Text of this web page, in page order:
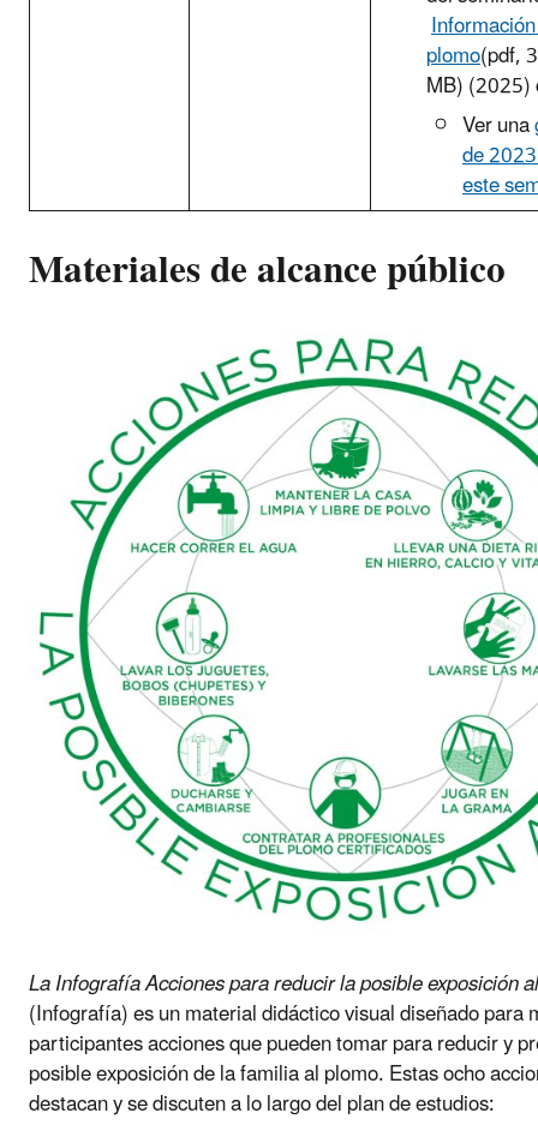
plomo(pdf,
MB) (2025)
Ver una
de
este
Materiales de alcance público
La Infografía Acciones para reducir la posible exposición
(Infografía) es un material didáctico visual diseñado para
participantes acciones que pueden tomar para reducir y
posible exposición de la familia al plomo. Estas ocho
destacan y se discuten a lo largo del plan de estudios: